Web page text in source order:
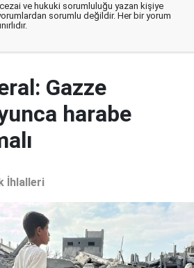
cezai ve hukuki sorumluluğu yazan kişiye
sorumlu değildir. Her bir yorum
Gazze
harabe
İhlalleri